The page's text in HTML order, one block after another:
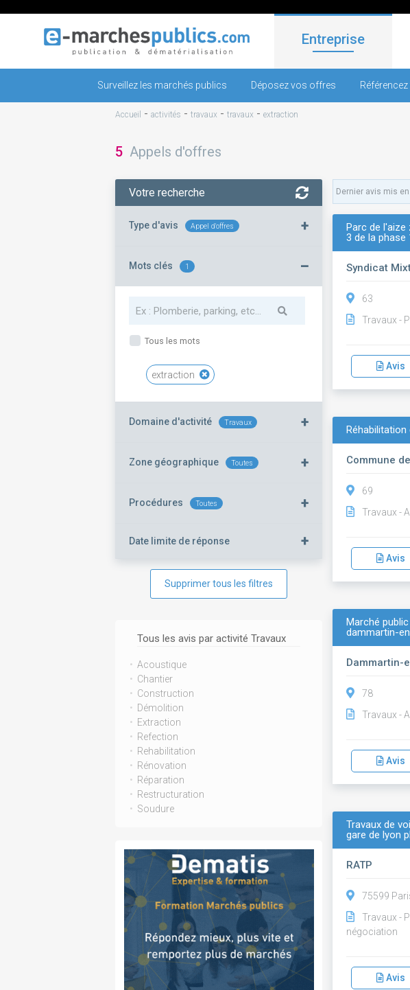
Entreprise
Surveillez les marchés publics Déposez vos offres
Accueil - activités - travaux - travaux - extraction
5 Appels d'offres
Votre recherche
Type d'avis Appel d'offres +
Mots clés 1 –
Tous les mots
extraction
Domaine d'activité Travaux +
Zone géographique Toutes +
Procédures Toutes +
Date limite de réponse +
Supprimer tous les filtres
Tous les avis par activité Travaux
Acoustique
Chantier
Construction
Démolition
Extraction
Refection
Rehabilitation
Rénovation
Réparation
Restructuration
Soudure
Parc de
3 de la
Syndicat
63
Travaux -
Avis
Réhabilitation
Commune
69
Travaux -
Avis
Marché
dammartin-
Dammartin-
78
Travaux -
Avis
Travaux de
gare de lyon
RATP
75599
Travaux -
négociation
Avis